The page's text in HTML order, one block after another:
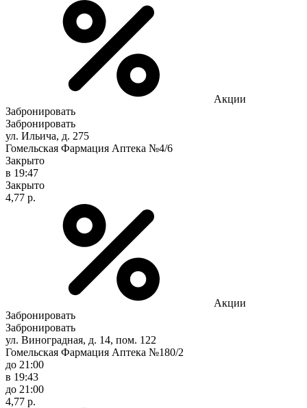
Акции
Забронировать
Забронировать
ул. Ильича, д. 275
Гомельская Фармация Аптека №4/6
Закрыто
в 19:47
Закрыто
4,77 р.
Акции
Забронировать
Забронировать
ул. Виноградная, д. 14, пом. 122
Гомельская Фармация Аптека №180/2
до 21:00
в 19:43
до 21:00
4,77 р.